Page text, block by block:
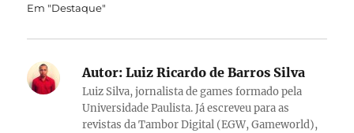
Em "Destaque"
Autor: Luiz Ricardo de Barros Silva
Luiz Silva, jornalista de games formado pela
Universidade Paulista. Já escreveu para as
revistas da Tambor Digital (EGW, Gameworld),